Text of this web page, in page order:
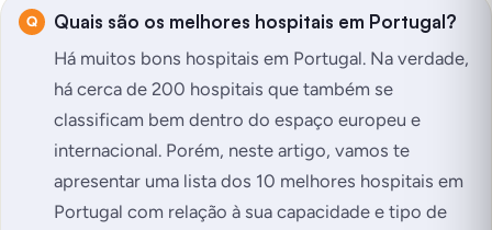
Quais são os melhores hospitais em Portugal?
Há muitos bons hospitais em Portugal. Na verdade,
há cerca de 200 hospitais que também se
classificam bem dentro do espaço europeu e
internacional. Porém, neste artigo, vamos te
apresentar uma lista dos 10 melhores hospitais em
Portugal com relação à sua capacidade e tipo de